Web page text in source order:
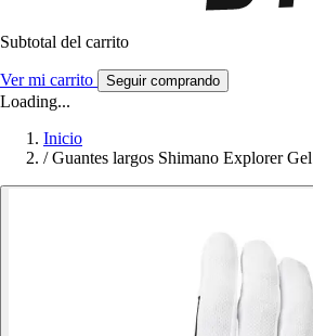
Subtotal del carrito
Ver mi carrito Seguir comprando
Loading...
Inicio
/ Guantes largos Shimano Explorer Gel